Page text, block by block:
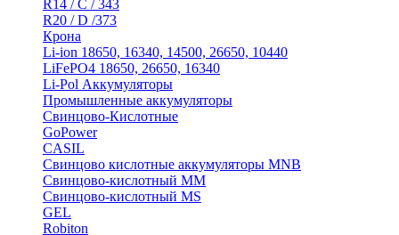
R14 / C / 343
R20 / D /373
Крона
Li-ion 18650, 16340, 14500, 26650, 10440
LiFePO4 18650, 26650, 16340
Li-Pol Аккумуляторы
Промышленные аккумуляторы
Свинцово-Кислотные
GoPower
CASIL
Свинцово кислотные аккумуляторы MNB
Cвинцово-кислотный MM
Cвинцово-кислотный MS
GEL
Robiton